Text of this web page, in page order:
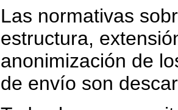
Las normativas
estructura,
anonimización de
de envío son